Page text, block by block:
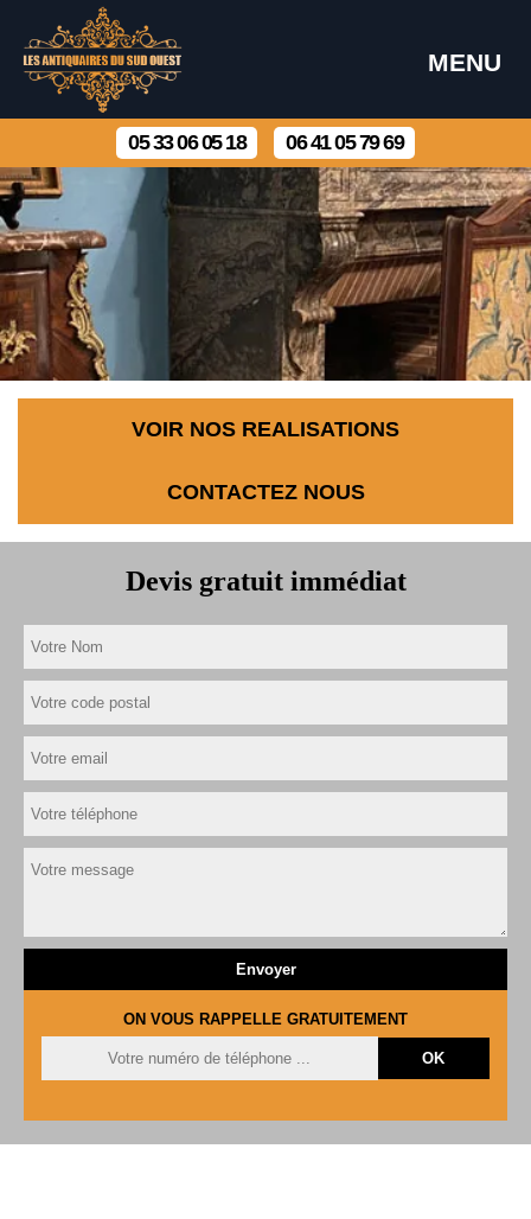
MENU
05 33 06 05 18 06 41 05 79 69
VOIR NOS REALISATIONS
CONTACTEZ NOUS
Devis gratuit immédiat
ON VOUS RAPPELLE GRATUITEMENT